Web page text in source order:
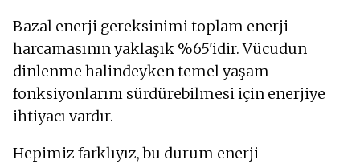
Bazal enerji gereksinimi toplam enerji
harcamasının yaklaşık %65'idir. Vücudun
dinlenme halindeyken temel yaşam
fonksiyonlarını sürdürebilmesi için enerjiye
ihtiyacı vardır.
Hepimiz farklıyız, bu durum enerji